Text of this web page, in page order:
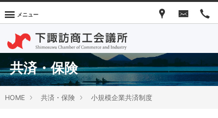
メニュー
共済・保険
HOME 共済・保険 小規模企業共済制度